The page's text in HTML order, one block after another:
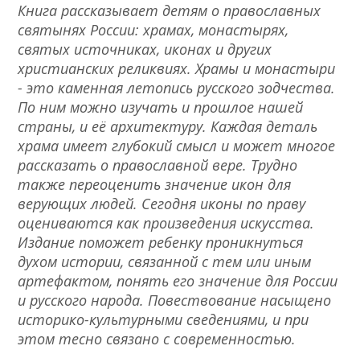
Книга рассказывает детям о православных
святынях России: храмах, монастырях,
святых источниках, иконах и других
христианских реликвиях. Храмы и монастыри
- это каменная летопись русского зодчества.
По ним можно изучать и прошлое нашей
страны, и её архитектуру. Каждая деталь
храма имеет глубокий смысл и может многое
рассказать о православной вере. Трудно
также переоценить значение икон для
верующих людей. Сегодня иконы по праву
оцениваются как произведения искусства.
Издание поможет ребенку проникнуться
духом истории, связанной с тем или иным
артефактом, понять его значение для России
и русского народа. Повествование насыщено
историко-культурными сведениями, и при
этом тесно связано с современностью.